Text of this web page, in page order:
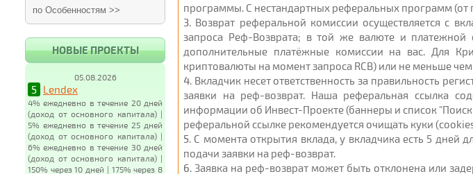
по Особенностям >>
НОВЫЕ ПРОЕКТЫ
05.08.2026
5 Lendex
4% ежедневно в течение 20 дней
(доход от основного капитала) |
5% ежедневно в течение 25 дней
(доход от основного капитала) |
6% ежедневно в течение 30 дней
(доход от основного капитала) |
150% через 10 дней | 175% через 8
программы. С нестандартных реферальных программ (от
3. Возврат реферальной комиссии осуществляется с
запроса Реф-Возврата; в той же валюте и
дополнительные платёжные комиссии на вас. Для
криптовалюты на момент запроса RCB) или не меньше
4. Вкладчик несет ответственность за правильность
заявки на реф-возврат. Наша реферальная ссылка
информации об Инвест-Проекте (баннеры и список
реферальной ссылке рекомендуется очищать куки
5. С момента открытия вклада, у вкладчика есть 5 дней
подачи заявки на реф-возврат.
6. Заявка на реф-возврат может быть отклонена или